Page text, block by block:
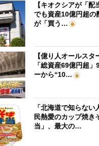
【キオクシアが「
でも資産10億円超の
が「買う…
【億り人オールスタ
「総資産69億円超
ーから“10…
「北海道で知らな
民熱愛のカップ焼き
当」、最大の…